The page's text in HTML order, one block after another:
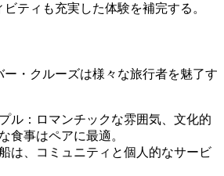
ティも充実した体験を補完する。
ー・クルーズは様々な旅行者を魅了す
ル：ロマンチックな雰囲気、文化的
食事はペアに最適。
は、コミュニティと個人的なサービ